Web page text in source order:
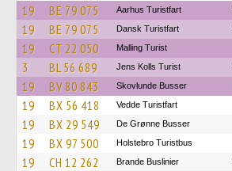
19 BE 79 075 Aarhus Turistfart
19 BE 79 075 Dansk Turistfart
19 CT 22 050 Malling Turist
3 BL 56 689 Jens Kolls Turist
19 BV 80 843 Skovlunde Busser
19 BX 56 418 Vedde Turistfart
19 BX 29 549 De Grønne Busser
19 BX 97 500 Holstebro Turistbus
19 CH 12 262 Brande Buslinier